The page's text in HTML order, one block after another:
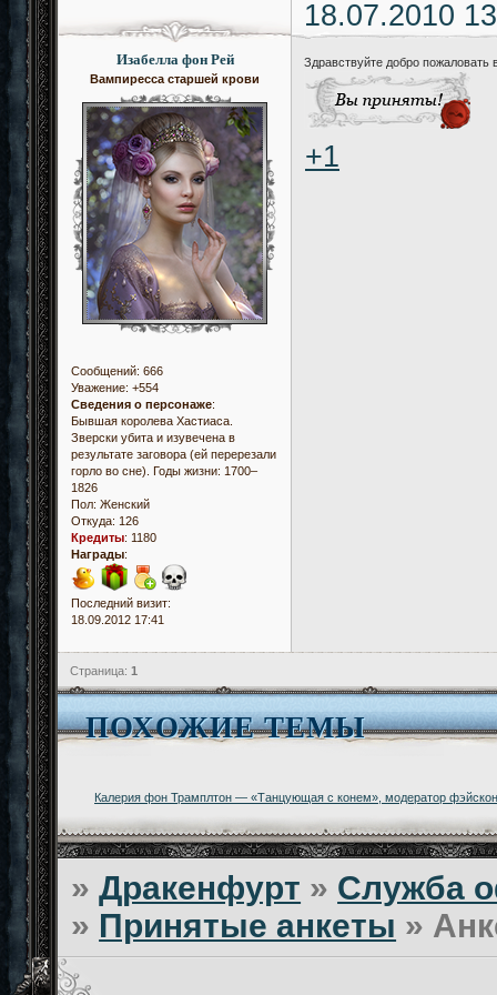
18.07.2010
Изабелла фон Рей
Вампиресса старшей крови
Сообщений: 666
Уважение: +554
Сведения о персонаже:
Бывшая королева Хастиаса.
Зверски убита и изувечена в
результате заговора (ей перерезали
горло во сне). Годы жизни: 1700–
1826
Пол: Женский
Откуда: 126
Кредиты: 1180
Награды:
Последний визит:
18.09.2012 17:41
Здравствуйте добро пожаловать
+1
Страница: 1
ПОХОЖИЕ ТЕМЫ
Калерия фон Трамплтон — «Танцующая с конем», модератор
»Дракенфурт » Служба
» Принятые анкеты »